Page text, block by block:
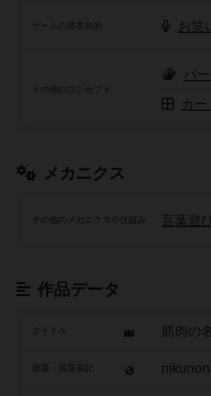
ゲームの基本目的 お笑
その他のコンセプト
パ
カ
メカニクス
その他のメカニクスや仕組み 言葉遊
作品データ
タイトル 筋肉の